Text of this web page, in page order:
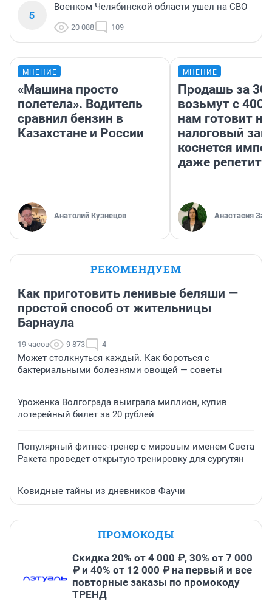
5
Военком Челябинской области ушел на СВО
20 088 109
МНЕНИЕ
«Машина просто
полетела». Водитель
сравнил бензин в
Казахстане и России
Анатолий Кузнецов
МНЕНИЕ
Продашь за
возьмут с
нам готовит
налоговый
коснется
даже
Анастасия
РЕКОМЕНДУЕМ
Как приготовить ленивые беляши —
простой способ от жительницы
Барнаула
19 часов 9 873 4
Может столкнуться каждый. Как бороться с
бактериальными болезнями овощей — советы
Уроженка Волгограда выиграла миллион, купив
лотерейный билет за 20 рублей
Популярный фитнес-тренер с мировым именем Света
Ракета проведет открытую тренировку для сургутян
Ковидные тайны из дневников Фаучи
ПРОМОКОДЫ
Скидка 20% от 4 000 ₽, 30% от 7 000
₽ и 40% от 12 000 ₽ на первый и все
повторные заказы по промокоду
ТРЕНД